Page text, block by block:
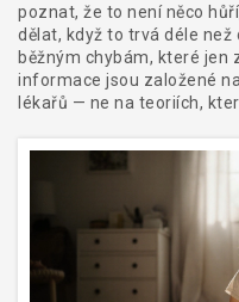
poznat, že to není něco
dělat, když to trvá déle
běžným chybám, které jen
informace jsou založené
lékařů — ne na teoriích,